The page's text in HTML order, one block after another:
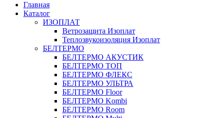
Главная
Каталог
ИЗОПЛАТ
Ветрозащита Изоплат
Теплозвукоизоляция Изоплат
БЕЛТЕРМО
БЕЛТЕРМО АКУСТИК
БЕЛТЕРМО ТОП
БЕЛТЕРМО ФЛЕКС
БЕЛТЕРМО УЛЬТРА
БЕЛТЕРМО Floor
БЕЛТЕРМО Kombi
БЕЛТЕРМО Room